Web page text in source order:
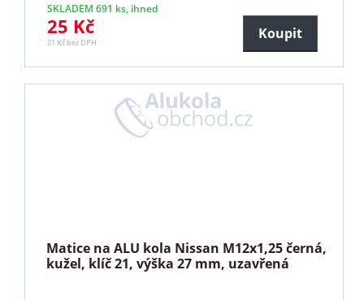
SKLADEM 691 ks, ihned
25 Kč
21 Kč bez DPH
Koupit
Matice na ALU kola Nissan M12x1,25 černá,
kužel, klíč 21, výška 27 mm, uzavřená